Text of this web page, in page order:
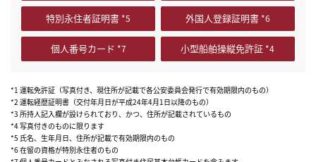
特別永住者証明書 外国人登録証明書
個人番号カード 小型船舶操縦免許証
*1 運転免許証（写真付き、現住所が記載で各公安委員会発行で有効期限内のもの）
*2 運転経歴証明書（交付年月日が平成24年4月1日以降のもの）
*3 所持人記入欄が設けられており、かつ、住所が記載されているもの
*4 写真付きのものに限ります
*5 氏名、生年月日、住所が記載で有効期限内のもの
*6 在留の資格が特別永住者のもの